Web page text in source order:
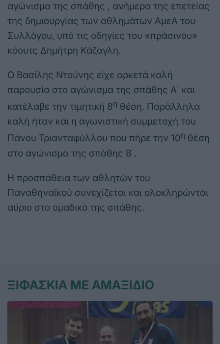
αγώνισμα της σπάθης , ανήμερα της επετείας
της δημιουργίας των αθλημάτων ΑμεΑ του
Συλλόγου, υπό τις οδηγίες του «πράσινου»
κόουτς Δημήτρη Κάζαγλη.
Ο Βασίλης Ντούνης είχε αρκετά καλή
παρουσία στο αγώνισμα της σπάθης Α΄ και
κατέλαβε την τιμητική 8η θέση. Παράλληλα
καλή ήταν και η αγωνιστική συμμετοχή του
Πάνου Τριανταφύλλου που πήρε την 10η θέση
στο αγώνισμα της σπάθης Β΄.
Η προσπάθεια των αθλητών του
Παναθηναϊκού συνεχίζεται και ολοκληρώνται
αύριο στο ομαδικό της σπάθης.
ΞΙΦΑΣΚΙΑ ΜΕ ΑΜΑΞΙΔΙΟ